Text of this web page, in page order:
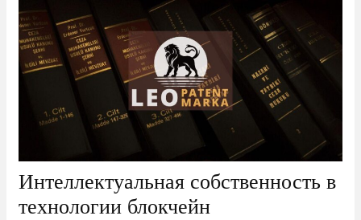
Интеллектуальная собственность в
технологии блокчейн